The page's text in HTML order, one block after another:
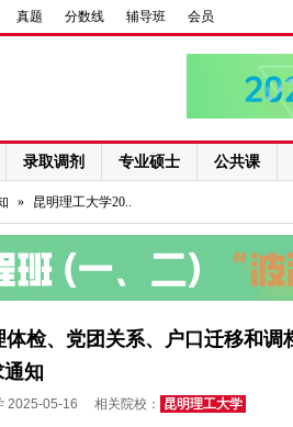
真题 分数线 辅导班 会员
录取调剂 专业硕士 公共课
» 昆明理工大学20..
检、党团关系、户口迁移和调
通知
2025-05-16 相关院校： 昆明理工大学